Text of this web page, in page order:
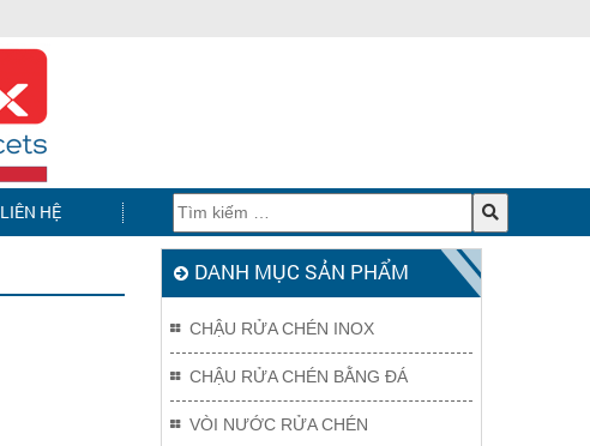
LIÊN HỆ
DANH MỤC SẢN PHẨM
CHẬU RỬA CHÉN INOX
CHẬU RỬA CHÉN BẰNG ĐÁ
VÒI NƯỚC RỬA CHÉN